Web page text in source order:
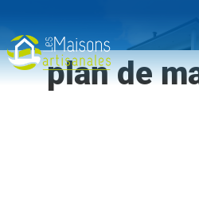
contenu
principal
plan de